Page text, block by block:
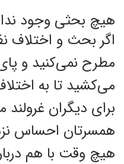
هیچ بحثی وجود
اگر بحث و اختلاف
مطرح نمی‌کنید و
می‌کشید تا به
برای دیگران
همسرتان احساس
هیچ وقت با هم